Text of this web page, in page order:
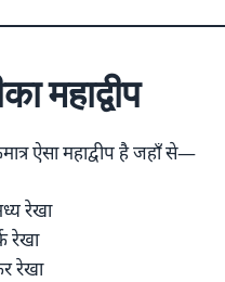
महाद्वीप
ऐसा महाद्वीप है जहाँ से—
रेखा
रेखा
रेखा